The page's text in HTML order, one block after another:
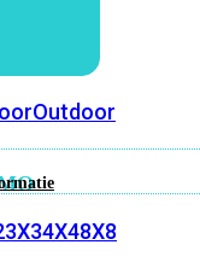
Outdoor
3X34X48X8